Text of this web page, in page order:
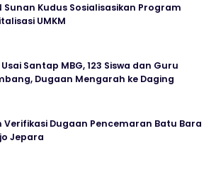
Sunan Kudus Sosialisasikan Program
UMKM
Santap MBG, 123 Siswa dan Guru
Dugaan Mengarah ke Daging
Verifikasi Dugaan Pencemaran Batu Bara
Jepara